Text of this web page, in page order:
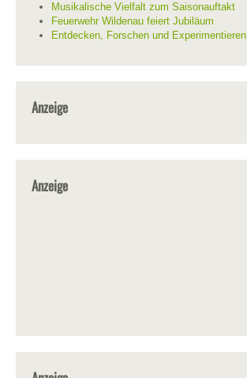
Musikalische Vielfalt zum Saisonauftakt
Feuerwehr Wildenau feiert Jubiläum
Entdecken, Forschen und Experimentieren
Anzeige
Anzeige